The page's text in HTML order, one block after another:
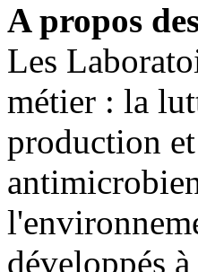
A propos
Les
métier : la
production
développés